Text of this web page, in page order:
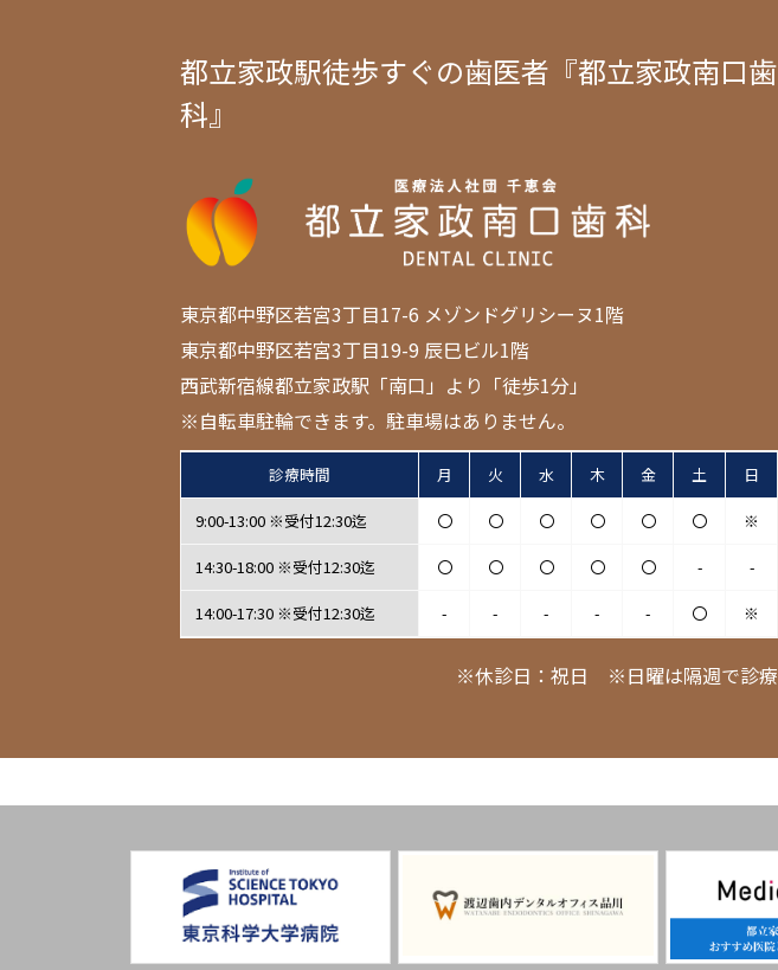
都立家政駅徒歩すぐの歯医者『都立家政南口歯
科』
東京都中野区若宮3丁目17-6 メゾンドグリシーヌ1階
東京都中野区若宮3丁目19-9 辰巳ビル1階
西武新宿線都立家政駅「南口」より「徒歩1分」
※自転車駐輪できます。駐車場はありません。
診療時間 月 火 水 木 金 土 日
9:00-13:00 ※受付12:30迄 〇 〇 〇 〇 〇 〇 ※
14:30-18:00 ※受付12:30迄 〇 〇 〇 〇 〇 - -
14:00-17:30 ※受付12:30迄 - - - - - 〇 ※
※休診日：祝日 ※日曜は隔週で診療